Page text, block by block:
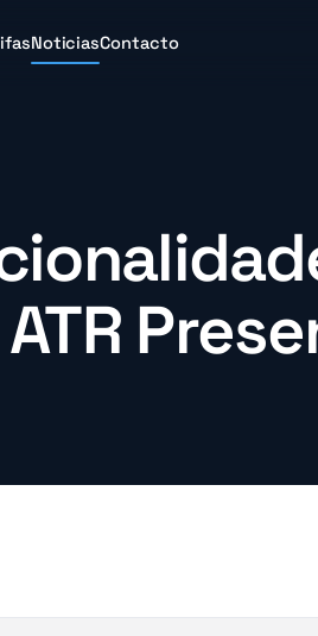
NoticiasContacto